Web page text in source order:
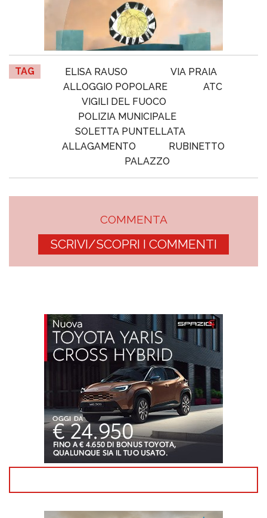
TAG ELISA RAUSO
VIA PRAIA
ALLOGGIO POPOLARE
ATC
VIGILI DEL FUOCO
POLIZIA MUNICIPALE
SOLETTA PUNTELLATA
ALLAGAMENTO
RUBINETTO
PALAZZO
COMMENTA
SCRIVI/SCOPRI I COMMENTI